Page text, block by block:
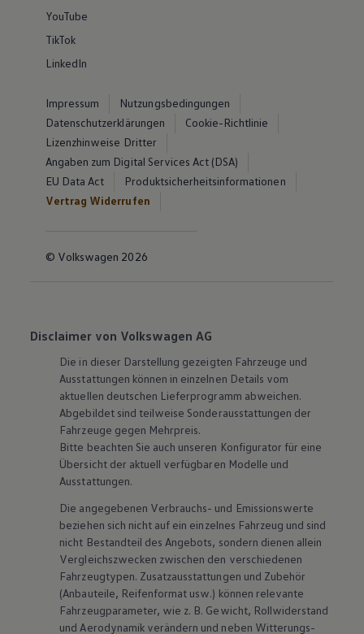
YouTube
TikTok
LinkedIn
Impressum
Nutzungsbedingungen
Datenschutzerklärungen
Cookie-Richtlinie
Lizenzhinweise Dritter
Angaben zum Digital Services Act (DSA)
EU Data Act
Produktsicherheitsinformationen
Vertrag Widerrufen
© Volkswagen 2026
Disclaimer von Volkswagen AG
Die in dieser Darstellung gezeigten Fahrzeuge und
Ausstattungen können in einzelnen Details vom
aktuellen deutschen Lieferprogramm abweichen.
Abgebildet sind teilweise Sonderausstattungen der
Fahrzeuge gegen Mehrpreis.
Bitte beachten Sie auch unseren Konfigurator für eine
Übersicht der aktuell verfügbaren Modelle und
Ausstattungen.
Die angegebenen Verbrauchs- und Emissionswerte
beziehen sich nicht auf ein einzelnes Fahrzeug und sind
nicht Bestandteil des Angebots, sondern dienen allein
Vergleichszwecken zwischen den verschiedenen
Fahrzeugtypen. Zusatzausstattungen und Zubehör
(Anbauteile, Reifenformat usw.) können relevante
Fahrzeugparameter, wie z. B. Gewicht, Rollwiderstand
und Aerodynamik verändern und neben Witterungs-